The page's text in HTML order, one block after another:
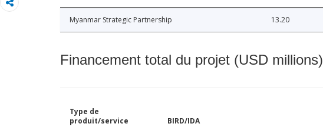
Myanmar Strategic Partnership 13.20
Financement total du projet (USD millions)
Type de
produit/service
BIRD/IDA